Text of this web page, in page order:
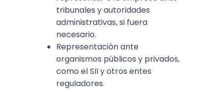
tribunales y autoridades
administrativas, si fuera
necesario​.
Representación ante
organismos públicos y privados,
como el SII y otros entes
reguladores.